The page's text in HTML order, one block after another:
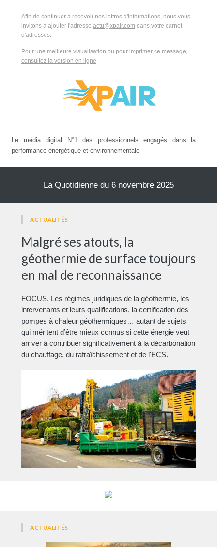
Afin de continuer à recevoir nos lettres d'informations, nous vous
invitons à ajouter l'adresse actu@xpair.com dans votre carnet
d'adresses.
Pour une meilleure visualisation ou pour imprimer ce message,
consultez la version en ligne
Le média digital N°1 des professionnels engagés dans la
performance énergétique et environnementale
La Quotidienne du 6 novembre 2025
ACTUALITÉS
Malgré ses atouts, la
géothermie de surface toujours
en mal de reconnaissance
FOCUS. Les régimes juridiques de la géothermie, les
intervenants et leurs qualifications, la certification des
pompes à chaleur géothermiques… autant de sujets
qui méritent d’être mieux connus si cette énergie veut
arriver à contribuer significativement à la décarbonation
du chauffage, du rafraîchissement et de l'ECS.
ACTUALITÉS